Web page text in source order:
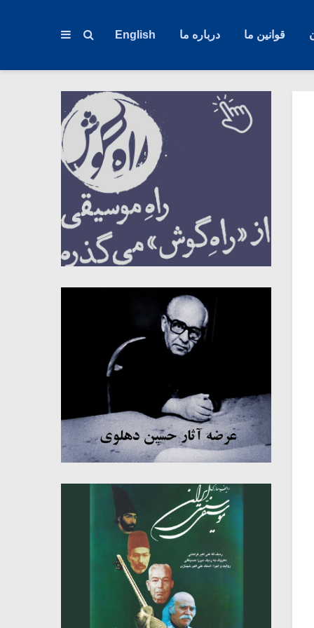
قوانین ما درباره ما English
میکلوش روژا